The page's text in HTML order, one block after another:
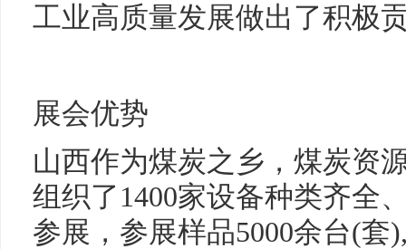
工业高质量发展做出了积极
展会优势
山西作为煤炭之乡，煤炭资
组织了1400家设备种类齐全
参展，参展样品5000余台(